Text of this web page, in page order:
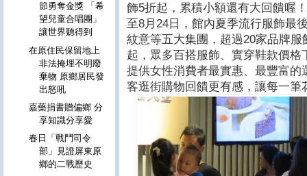
飾5折起，累積小額還有大回饋喔
至8月24日，館內夏季流行服飾最
紋意等五大集團，超過20家品牌
起，眾多百搭服飾、實穿鞋款價
提供女性消費者最實惠、最豐富
客逛街購物回饋更有感，讓每一
節勇奪金獎 「希
望兒童合唱團」
讓世界聽得到
在原住民保留地上
非法掩埋不明廢
棄物 原鄉居民發
出怒吼
嘉藥捐書贈偏鄉 分
享知識分享愛
春日「戰鬥司令
部」見證屏東原
鄉的二戰歷史